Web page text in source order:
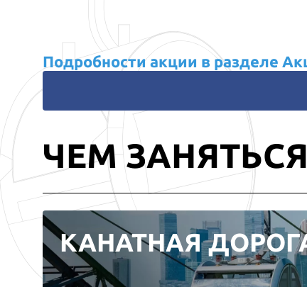
Подробности акции в разделе
ЧЕМ
КАНАТНАЯ